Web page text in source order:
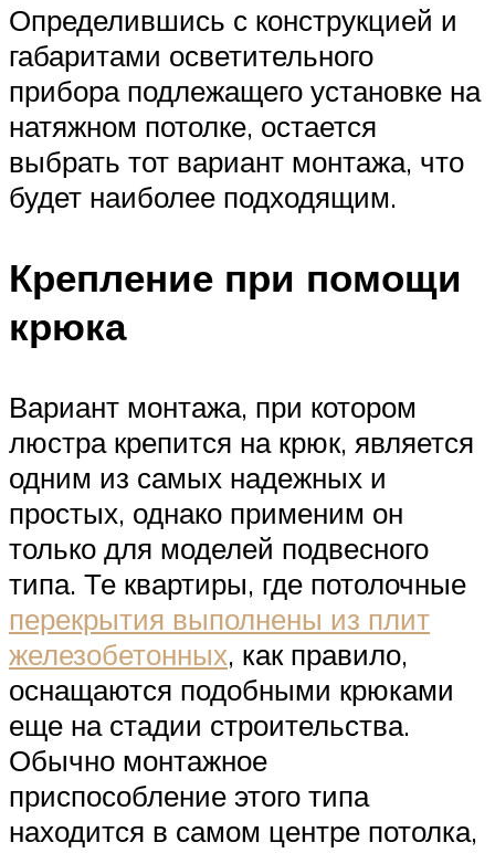
Определившись с конструкцией и
габаритами осветительного
прибора подлежащего установке на
натяжном потолке, остается
выбрать тот вариант монтажа, что
будет наиболее подходящим.
Крепление при помощи
крюка
Вариант монтажа, при котором
люстра крепится на крюк, является
одним из самых надежных и
простых, однако применим он
только для моделей подвесного
типа. Те квартиры, где потолочные
перекрытия выполнены из плит
железобетонных, как правило,
оснащаются подобными крюками
еще на стадии строительства.
Обычно монтажное
приспособление этого типа
находится в самом центре потолка,